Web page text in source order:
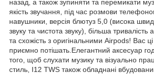
назад, а також зупиняти та перемикати
якість звучання, під час розмови
навушники, версія блютуз 5,0 (висока
звуку та чистота звуку), більша тривалість
та схожість з оригінальними Airpods! Вас
приємно потішать.Елегантний аксесуар
того, щоб слухати музику та візуально
стиль, I12 TWS також обладнані